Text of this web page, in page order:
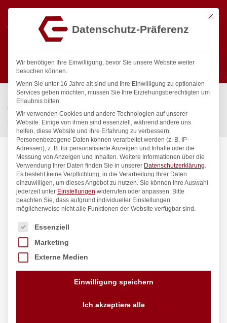
Suchen
Start / Gastronomiebedarf & Gastro Geräte für Profis
Wassertechnik
Wellnes
spa Kneipp’sche Garnitur 1/2″ Ø 27mm 3/4″ ÜM
Mit
Datenschutz-Präferenz
Wir benötigen Ihre Einwilligung, bevor Sie unsere Website weiter
besuchen können.
Wenn Sie unter 16 Jahre alt sind und Ihre Einwilligung zu optionalen
Services geben möchten, müssen Sie Ihre Erziehungsberechtigten um
Erlaubnis bitten.
Wir verwenden Cookies und andere Technologien auf unserer
Website. Einige von ihnen sind essenziell, während andere uns
helfen, diese Website und Ihre Erfahrung zu verbessern.
Personenbezogene Daten können verarbeitet werden (z. B. IP-
Adressen), z. B. für personalisierte Anzeigen und Inhalte oder die
Messung von Anzeigen und Inhalten. Weitere Informationen über die
Verwendung Ihrer Daten finden Sie in unserer Datenschutzerklärung.
Es besteht keine Verpflichtung, in die Verarbeitung Ihrer Daten
einzuwilligen, um dieses Angebot zu nutzen. Sie können Ihre Auswahl
jederzeit unter Einstellungen widerrufen oder anpassen. Bitte
beachten Sie, dass aufgrund individueller Einstellungen
möglicherweise nicht alle Funktionen der Website verfügbar sind.
Es folgt eine Liste der Service-Gruppen, für die eine
Essenziell
Marketing
Externe Medien
Einwilligung speichern
Ich akzeptiere alle